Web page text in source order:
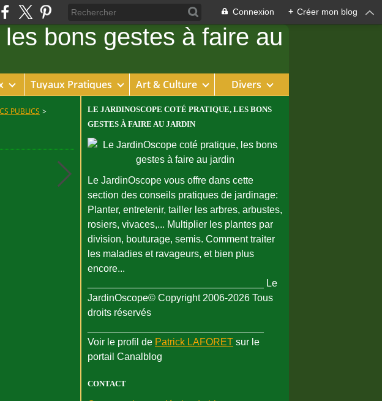
Connexion + Créer mon blog
Tuyaux Pratiques Art & Culture Divers
PUBLICS >
LE JARDINOSCOPE COTÉ PRATIQUE, LES BONS
GESTES À FAIRE AU JARDIN
Le JardinOscope vous offre dans cette
section des conseils pratiques de jardinage:
Planter, entretenir, tailler les arbres, arbustes,
rosiers, vivaces,... Multiplier les plantes par
division, bouturage, semis. Comment traiter
les maladies et ravageurs, et bien plus
encore...
________________________________ Le
JardinOscope© Copyright 2006-2026 Tous
droits réservés
Voir le profil de Patrick LAFORET sur le
portail Canalblog
CONTACT